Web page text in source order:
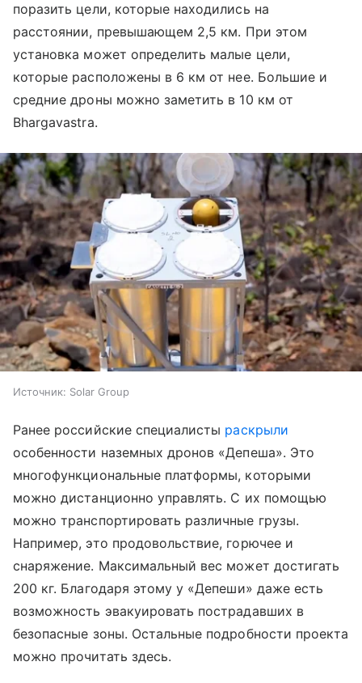
поразить цели, которые находились на
расстоянии, превышающем 2,5 км. При этом
установка может определить малые цели,
которые расположены в 6 км от нее. Большие и
средние дроны можно заметить в 10 км от
Bhargavastra.
Источник: Solar Group
Ранее российские специалисты раскрыли
особенности наземных дронов «Депеша». Это
многофункциональные платформы, которыми
можно дистанционно управлять. С их помощью
можно транспортировать различные грузы.
Например, это продовольствие, горючее и
снаряжение. Максимальный вес может достигать
200 кг. Благодаря этому у «Депеши» даже есть
возможность эвакуировать пострадавших в
безопасные зоны. Остальные подробности проекта
можно прочитать здесь.